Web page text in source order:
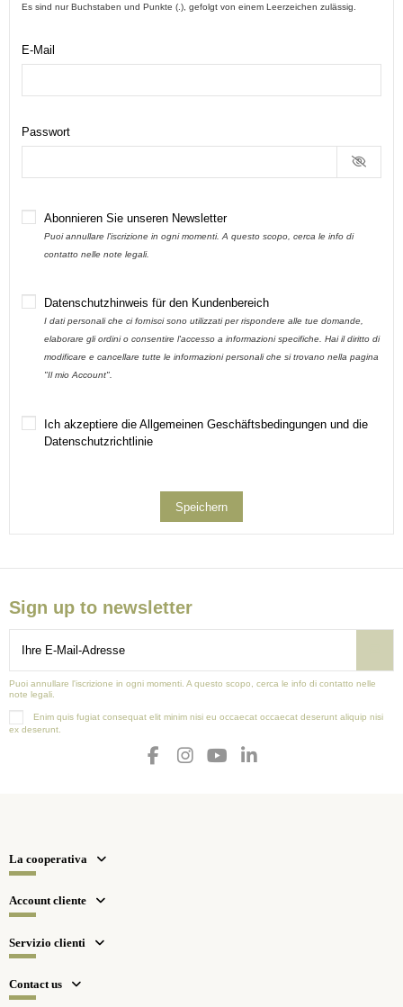
Es sind nur Buchstaben und Punkte (.), gefolgt von einem Leerzeichen zulässig.
E-Mail
Passwort
Abonnieren Sie unseren Newsletter
Puoi annullare l'iscrizione in ogni momenti. A questo scopo, cerca le info di
contatto nelle note legali.
Datenschutzhinweis für den Kundenbereich
I dati personali che ci fornisci sono utilizzati per rispondere alle tue domande,
elaborare gli ordini o consentire l'accesso a informazioni specifiche. Hai il diritto di
modificare e cancellare tutte le informazioni personali che si trovano nella pagina
"Il mio Account".
Ich akzeptiere die Allgemeinen Geschäftsbedingungen und die
Datenschutzrichtlinie
Speichern
Sign up to newsletter
Puoi annullare l'iscrizione in ogni momenti. A questo scopo, cerca le info di contatto nelle
note legali.
Enim quis fugiat consequat elit minim nisi eu occaecat occaecat deserunt aliquip nisi
ex deserunt.
La cooperativa
Account cliente
Servizio clienti
Contact us